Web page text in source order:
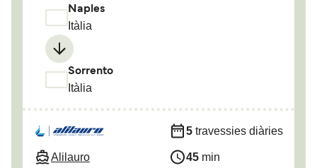
Naples
Itàlia
Sorrento
Itàlia
Alilauro
5 travessies diàries
45 min